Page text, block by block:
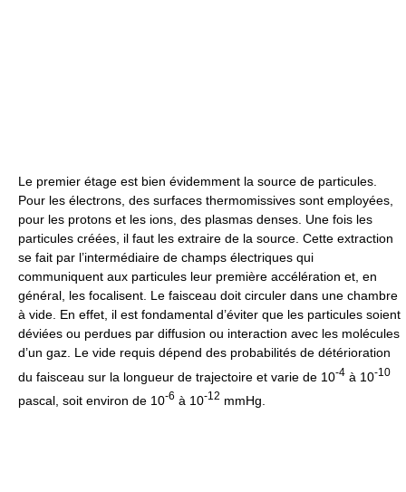
Le premier étage est bien évidemment la source de particules.
Pour les électrons, des surfaces thermomissives sont employées,
pour les protons et les ions, des plasmas denses. Une fois les
particules créées, il faut les extraire de la source. Cette extraction
se fait par l’intermédiaire de champs électriques qui
communiquent aux particules leur première accélération et, en
général, les focalisent. Le faisceau doit circuler dans une chambre
à vide. En effet, il est fondamental d’éviter que les particules soient
déviées ou perdues par diffusion ou interaction avec les molécules
d’un gaz. Le vide requis dépend des probabilités de détérioration
du faisceau sur la longueur de trajectoire et varie de 10-4 à 10-10
pascal, soit environ de 10-6 à 10-12 mmHg.